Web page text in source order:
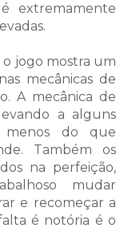
extremamente
o jogo mostra um
mecânicas de
A mecânica de
a alguns
menos do que
Também os
na perfeição,
mudar
e recomeçar a
é notória é o